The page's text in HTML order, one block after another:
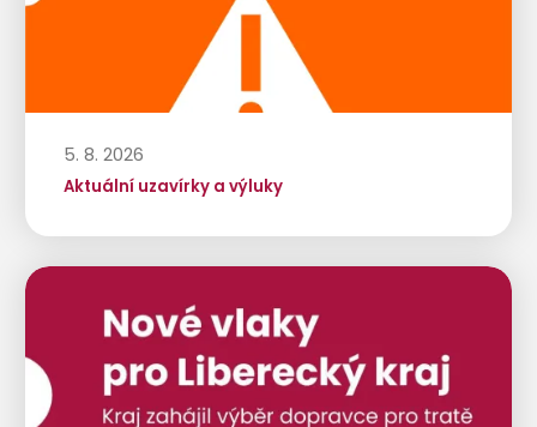
5. 8. 2026
Aktuální uzavírky a výluky